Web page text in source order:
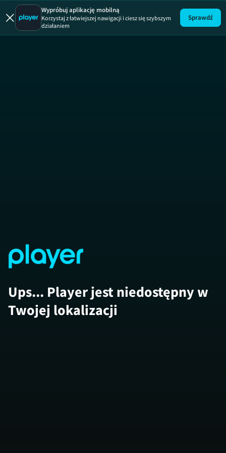
Wyrwa
Wypróbuj aplikację mobilną
Korzystaj z łatwiejszej nawigacji i ciesz się szybszym
działaniem
Sprawdź
Ups... Player jest niedostępny w
Twojej lokalizacji